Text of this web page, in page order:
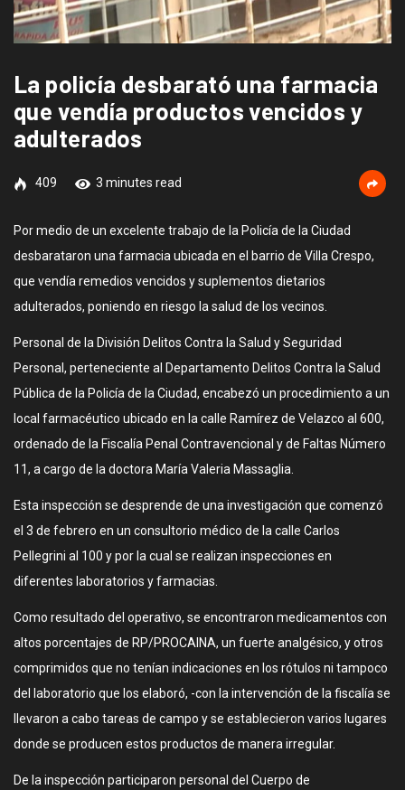
La policía desbarató una farmacia
que vendía productos vencidos y
adulterados
409 3 minutes read
Por medio de un excelente trabajo de la Policía de la Ciudad
desbarataron una farmacia ubicada en el barrio de Villa Crespo,
que vendía remedios vencidos y suplementos dietarios
adulterados, poniendo en riesgo la salud de los vecinos.
Personal de la División Delitos Contra la Salud y Seguridad
Personal, perteneciente al Departamento Delitos Contra la Salud
Pública de la Policía de la Ciudad, encabezó un procedimiento a un
local farmacéutico ubicado en la calle Ramírez de Velazco al 600,
ordenado de la Fiscalía Penal Contravencional y de Faltas Número
11, a cargo de la doctora María Valeria Massaglia.
Esta inspección se desprende de una investigación que comenzó
el 3 de febrero en un consultorio médico de la calle Carlos
Pellegrini al 100 y por la cual se realizan inspecciones en
diferentes laboratorios y farmacias.
Como resultado del operativo, se encontraron medicamentos con
altos porcentajes de RP/PROCAINA, un fuerte analgésico, y otros
comprimidos que no tenían indicaciones en los rótulos ni tampoco
del laboratorio que los elaboró, -con la intervención de la fiscalía se
llevaron a cabo tareas de campo y se establecieron varios lugares
donde se producen estos productos de manera irregular.
De la inspección participaron personal del Cuerpo de